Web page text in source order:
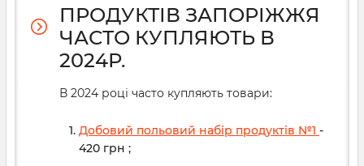
ПРОДУКТІВ ЗАПОРІЖЖЯ
ЧАСТО КУПЛЯЮТЬ В
2024Р.
В 2024 році часто купляють товари:
Добовий польовий набір продуктів №1 -
420 грн ;